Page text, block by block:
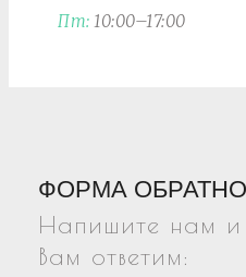
Пт: 10:00–17:00
ФОРМА
Напишите нам и
Вам ответим: